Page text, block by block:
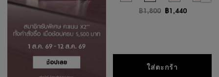
ราคาเก่า
฿1,800 ราคาใหม่
฿1,440
ใส่ตะกร้า